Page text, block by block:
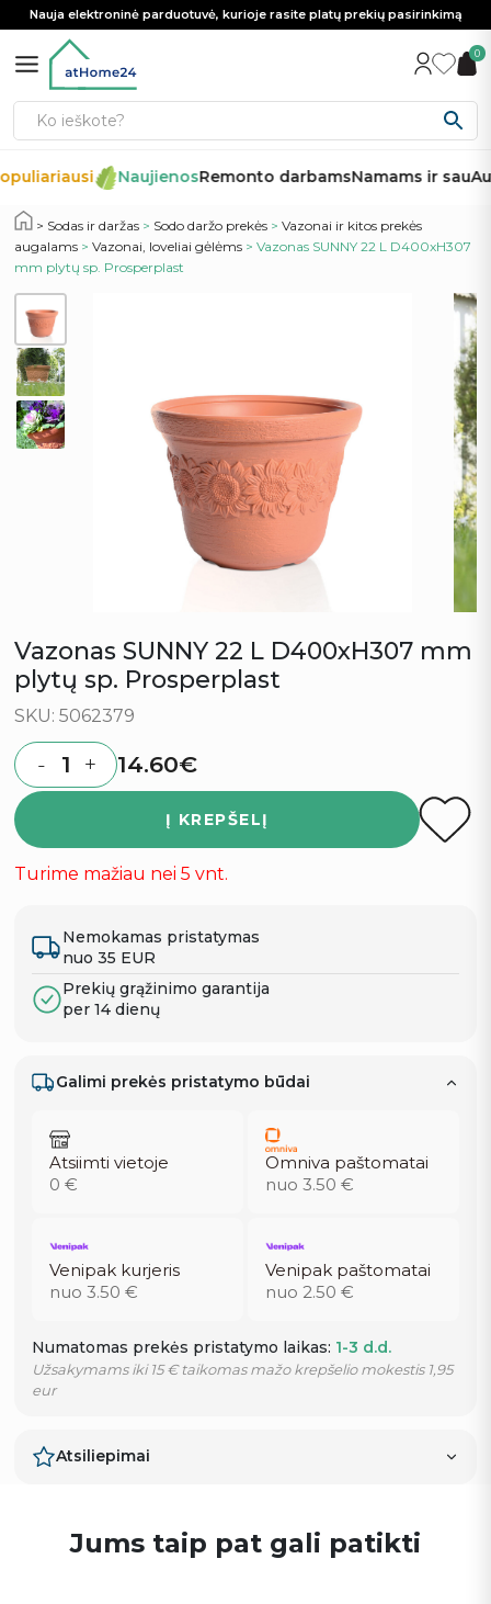
Nauja elektroninė parduotuvė, kurioje rasite platų prekių pasirinkimą
0
NaujienosRemonto darbamsNamams ir sau
Sodas ir daržas > Sodo daržo prekės >Vazonai ir kitos prekės
augalams >Vazonai, loveliai gėlėms > Vazonas SUNNY 22 L D400xH307
mm plytų sp. Prosperplast
Vazonas SUNNY 22 L D400xH307 mm
plytų sp. Prosperplast
SKU: 5062379
Quantity
- + 14.60€
Į KREPŠELĮ
Turime mažiau nei 5 vnt.
Nemokamas pristatymas
nuo 35 EUR
Prekių grąžinimo garantija
per 14 dienų
Galimi prekės pristatymo būdai
Atsiimti vietoje
0 €
Omniva paštomatai
nuo 3.50 €
Venipak kurjeris
nuo 3.50 €
Venipak paštomatai
nuo 2.50 €
Numatomas prekės pristatymo laikas: 1-3 d.d.
Užsakymams iki 15 € taikomas mažo krepšelio mokestis 1,95
eur
Atsiliepimai
Jums taip pat gali patikti